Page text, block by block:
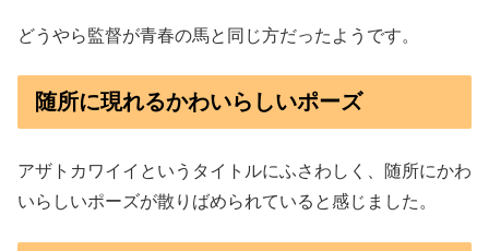
どうやら監督が青春の馬と同じ方だったようです。
随所に現れるかわいらしいポーズ
アザトカワイイというタイトルにふさわしく、随所にかわ
いらしいポーズが散りばめられていると感じました。